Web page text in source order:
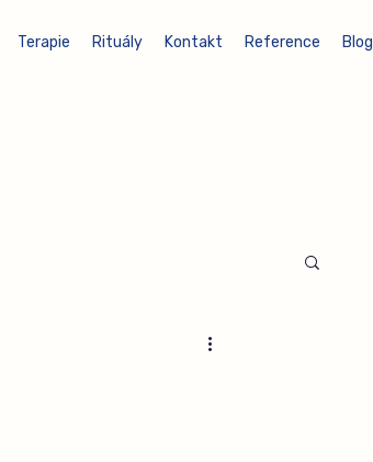
Terapie Rituály Kontakt Reference Blog